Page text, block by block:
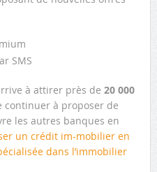
SMS
à attirer près de 20 000
à proposer de
les autres banques en
un crédit im-mobilier en
dans l’immobilier